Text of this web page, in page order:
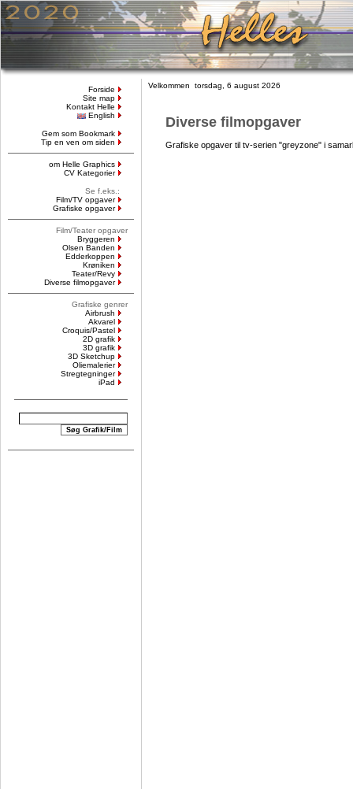
Forside
Site map
Kontakt Helle
English
Gem som Bookmark
Tip en ven om siden
om Helle Graphics
CV Kategorier
Se f.eks.:
Film/TV opgaver
Grafiske opgaver
Film/Teater opgaver
Bryggeren
Olsen Banden
Edderkoppen
Krøniken
Teater/Revy
Diverse filmopgaver
Grafiske genrer
Airbrush
Akvarel
Croquis/Pastel
2D grafik
3D grafik
3D Sketchup
Oliemalerier
Stregtegninger
iPad
Velkommen torsdag, 6 august 2026
Diverse filmopgaver
Grafiske opgaver til tv-serien "greyzone" i